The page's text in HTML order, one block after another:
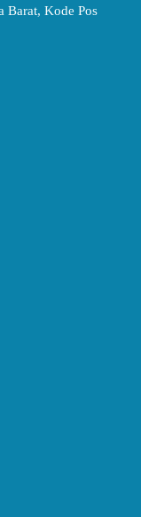
Barat, Kode Pos